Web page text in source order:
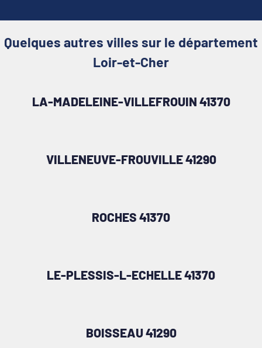
Quelques autres villes sur le département
Loir-et-Cher
LA-MADELEINE-VILLEFROUIN 41370
VILLENEUVE-FROUVILLE 41290
ROCHES 41370
LE-PLESSIS-L-ECHELLE 41370
BOISSEAU 41290